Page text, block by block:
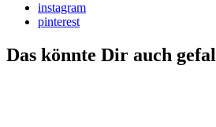
instagram
pinterest
Das könnte Dir auch